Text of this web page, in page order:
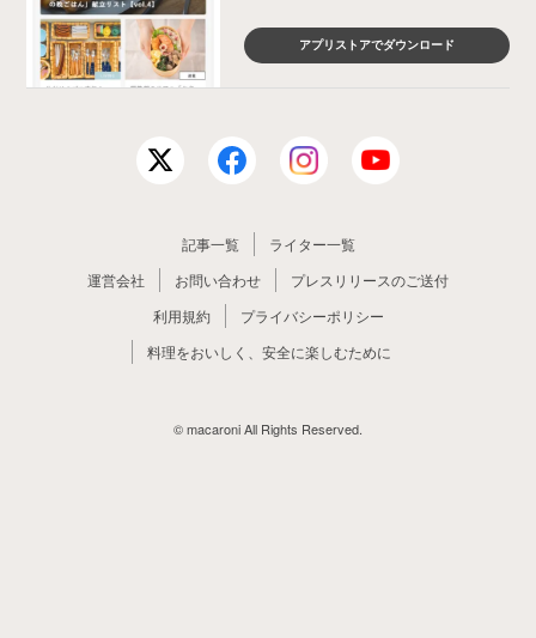
アプリストアでダウンロード
記事一覧
ライター一覧
運営会社
お問い合わせ
プレスリリースのご送付
利用規約
プライバシーポリシー
料理をおいしく、安全に楽しむために
© macaroni All Rights Reserved.